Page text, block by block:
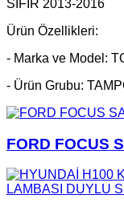
SIFIR 2013-2016
Ürün Özellikleri:
- Marka ve Model:
- Ürün Grubu:
FORD FOCUS